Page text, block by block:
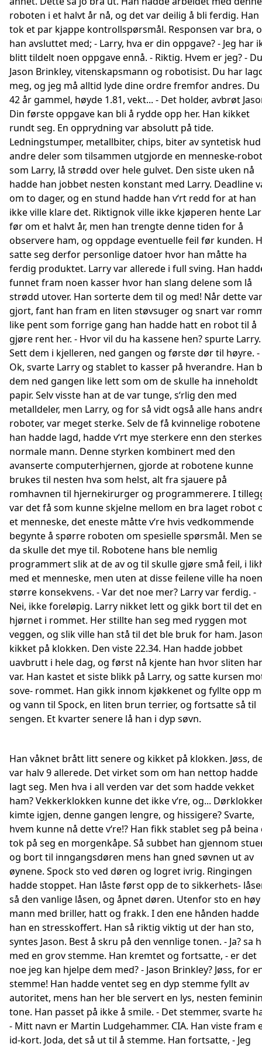
roboten i et halvt år nå, og det var deilig å bli ferdig. Han
tok et par kjappe kontrollspørsmål. Responsen var bra,
han avsluttet med; - Larry, hva er din oppgave? - Jeg har
blitt tildelt noen oppgave ennå. - Riktig. Hvem er jeg? -
Jason Brinkley, vitenskapsmann og robotisist. Du har
meg, og jeg må alltid lyde dine ordre fremfor andres. Du
42 år gammel, høyde 1.81, vekt... - Det holder, avbrøt
Din første oppgave kan bli å rydde opp her. Han kikket
rundt seg. En opprydning var absolutt på tide.
Ledningstumper, metallbiter, chips, biter av syntetisk
andre deler som tilsammen utgjorde en menneske-robot
som Larry, lå strødd over hele gulvet. Den siste uken nå
hadde han jobbet nesten konstant med Larry. Deadline
om to dager, og en stund hadde han v‘rt redd for at han
ikke ville klare det. Riktignok ville ikke kjøperen hente
før om et halvt år, men han trengte denne tiden for å
observere ham, og oppdage eventuelle feil før kunden.
satte seg derfor personlige datoer hvor han måtte ha
ferdig produktet. Larry var allerede i full sving. Han
funnet fram noen kasser hvor han slang delene som lå
strødd utover. Han sorterte dem til og med! Når dette var
gjort, fant han fram en liten støvsuger og snart var
like pent som forrige gang han hadde hatt en robot til å
gjøre rent her. - Hvor vil du ha kassene hen? spurte
Sett dem i kjelleren, ned gangen og første dør til høyre. -
Ok, svarte Larry og stablet to kasser på hverandre. Han
dem ned gangen like lett som om de skulle ha inneholdt
papir. Selv visste han at de var tunge, s‘rlig den med
metalldeler, men Larry, og for så vidt også alle hans
roboter, var meget sterke. Selv de få kvinnelige robotene
han hadde lagd, hadde v‘rt mye sterkere enn den
normale mann. Denne styrken kombinert med den
avanserte computerhjernen, gjorde at robotene kunne
brukes til nesten hva som helst, alt fra sjauere på
romhavnen til hjernekirurger og programmerere. I
var det få som kunne skjelne mellom en bra laget robot
et menneske, det eneste måtte v‘re hvis vedkommende
begynte å spørre roboten om spesielle spørsmål. Men
da skulle det mye til. Robotene hans ble nemlig
programmert slik at de av og til skulle gjøre små feil, i
med et menneske, men uten at disse feilene ville ha noen
større konsekvens. - Var det noe mer? Larry var ferdig. -
Nei, ikke foreløpig. Larry nikket lett og gikk bort til det
hjørnet i rommet. Her stillte han seg med ryggen mot
veggen, og slik ville han stå til det ble bruk for ham.
kikket på klokken. Den viste 22.34. Han hadde jobbet
uavbrutt i hele dag, og først nå kjente han hvor sliten
var. Han kastet et siste blikk på Larry, og satte kursen
sove- rommet. Han gikk innom kjøkkenet og fyllte opp
og vann til Spock, en liten brun terrier, og fortsatte så til
sengen. Et kvarter senere lå han i dyp søvn.
Han våknet brått litt senere og kikket på klokken. Jøss,
var halv 9 allerede. Det virket som om han nettop hadde
lagt seg. Men hva i all verden var det som hadde vekket
ham? Vekkerklokken kunne det ikke v‘re, og...
kimte igjen, denne gangen lengre, og hissigere? Svarte,
hvem kunne nå dette v‘re!? Han fikk stablet seg på beina
tok på seg en morgenkåpe. Så subbet han gjennom
og bort til inngangsdøren mens han gned søvnen ut av
øynene. Spock sto ved døren og logret ivrig. Ringingen
hadde stoppet. Han låste først opp de to sikkerhets-
så den vanlige låsen, og åpnet døren. Utenfor sto en høy
mann med briller, hatt og frakk. I den ene hånden hadde
han en stresskoffert. Han så riktig viktig ut der han sto,
syntes Jason. Best å skru på den vennlige tonen. - Ja? sa
med en grov stemme. Han kremtet og fortsatte, - er det
noe jeg kan hjelpe dem med? - Jason Brinkley? Jøss, for
stemme! Han hadde ventet seg en dyp stemme fyllt av
autoritet, mens han her ble servert en lys, nesten
tone. Han passet på ikke å smile. - Det stemmer, svarte
- Mitt navn er Martin Ludgehammer. CIA. Han viste fram
id-kort. Joda, det så ut til å stemme. Han fortsatte, - Jeg